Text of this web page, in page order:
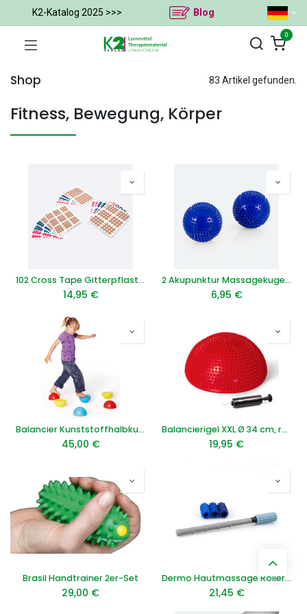
K2-Katalog 2025 >>> Blog
0
Shop 83 Artikel gefunden.
Fitness, Bewegung, Körper
102 Cross Tape Gitterpflaster, Mix-Box
14,95 €
2 Akupunktur Massagekugeln Ø 32 mm
6,95 €
Balancier Kunststoffhalbkugeln
45,00 €
Balancierigel XXL Ø 34 cm, rot*
19,95 €
Brasil Handtrainer 2er-Set
29,00 €
Dermo Hautmassage Roller, Design-Farben
21,45 €